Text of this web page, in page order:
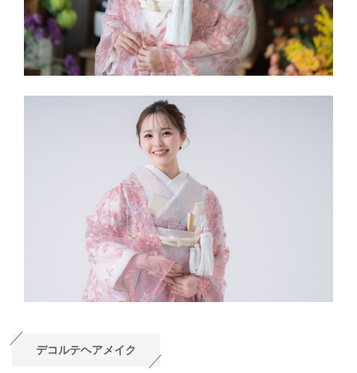
デコルテヘアメイク